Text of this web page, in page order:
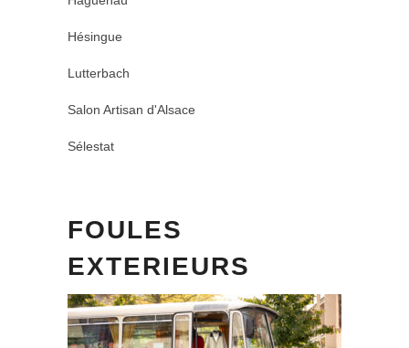
Hésingue
Lutterbach
Salon Artisan d'Alsace
Sélestat
FOULES
EXTERIEURS